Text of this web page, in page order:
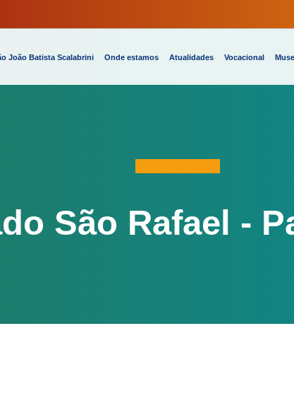
João Batista Scalabrini Onde estamos Atualidades Vocacional
São Rafael -